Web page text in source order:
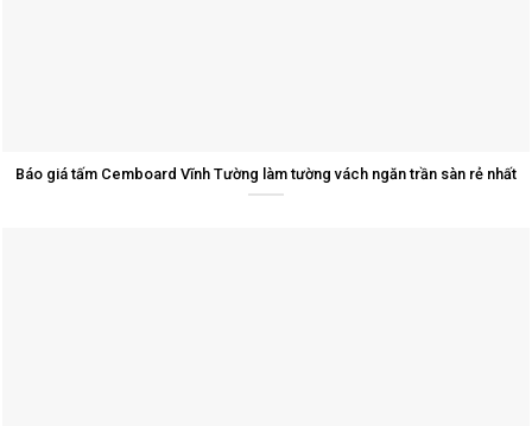
Báo giá tấm Cemboard Vĩnh Tường làm tường vách ngăn trần sàn rẻ nhất